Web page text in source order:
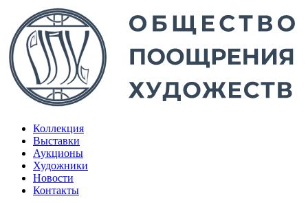
Коллекция
Выставки
Аукционы
Художники
Новости
Контакты